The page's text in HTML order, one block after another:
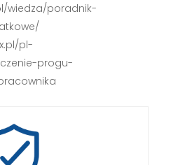
wiedza/poradnik-
pl-
progu-